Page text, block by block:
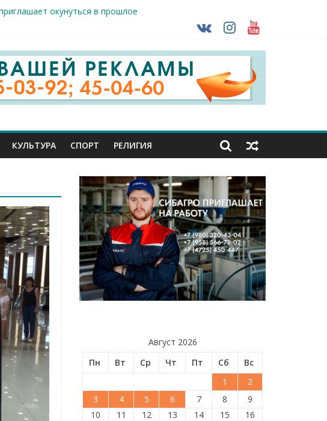
окунуться в прошлое
отделе СК подвели итоги первого полугодия
в срочной трансплантации
продавать без штрафа?
КУЛЬТУРА СПОРТ РЕЛИГИЯ
Август 2026
Пн
Вт Ср Чт Пт Сб
Вс
1
2
3
4 5 6 7 8
9
10
11 12 13 14 15
16